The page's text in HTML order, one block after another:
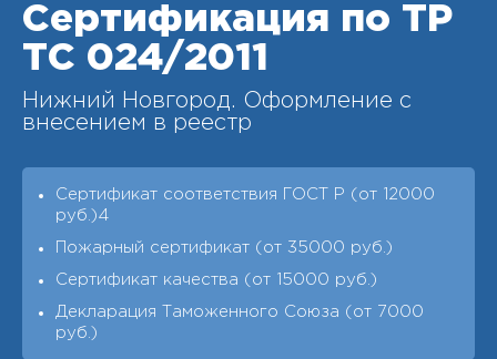
Сертификация по ТР
ТС 024/2011
Нижний Новгород. Оформление с
внесением в реестр
Сертификат соответствия ГОСТ Р (от 12000
руб.)4
Пожарный сертификат (от 35000 руб.)
Сертификат качества (от 15000 руб.)
Декларация Таможенного Союза (от 7000
руб.)